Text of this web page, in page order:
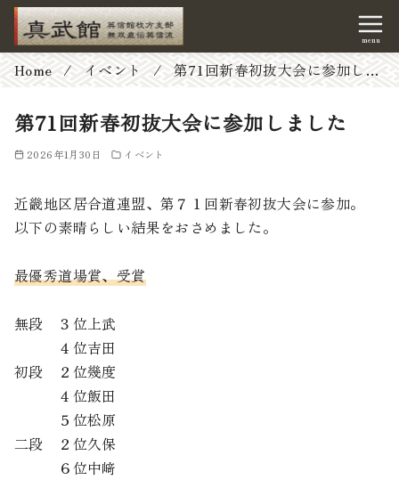
コ
ン
Home イベント 第71回新春初抜大会に参加しました
第71回新春初抜大会に参加しました
2026年1月30日 イベント
近畿地区居合道連盟、第７１回新春初抜大会に参加。
以下の素晴らしい結果をおさめました。
最優秀道場賞、受賞
無段 ３位上武
４位吉田
初段 ２位幾度
４位飯田
５位松原
二段 ２位久保
６位中﨑